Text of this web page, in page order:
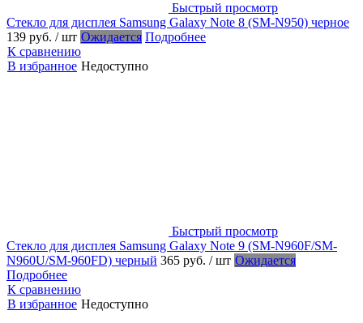
Быстрый просмотр
Стекло для дисплея Samsung Galaxy Note 8 (SM-N950) черное
139 руб. / шт Ожидается Подробнее
К сравнению
В избранное Недоступно
Быстрый просмотр
Стекло для дисплея Samsung Galaxy Note 9 (SM-N960F/SM-
N960U/SM-960FD) черный 365 руб. / шт Ожидается
Подробнее
К сравнению
В избранное Недоступно